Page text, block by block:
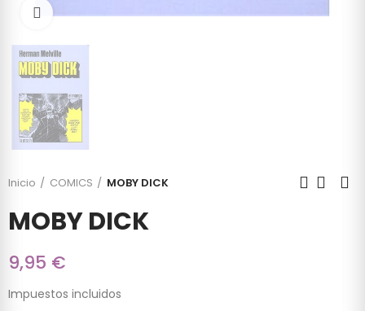
Click to enlarge
Inicio COMICS MOBY DICK
MOBY DICK
9,95 €
Impuestos incluidos